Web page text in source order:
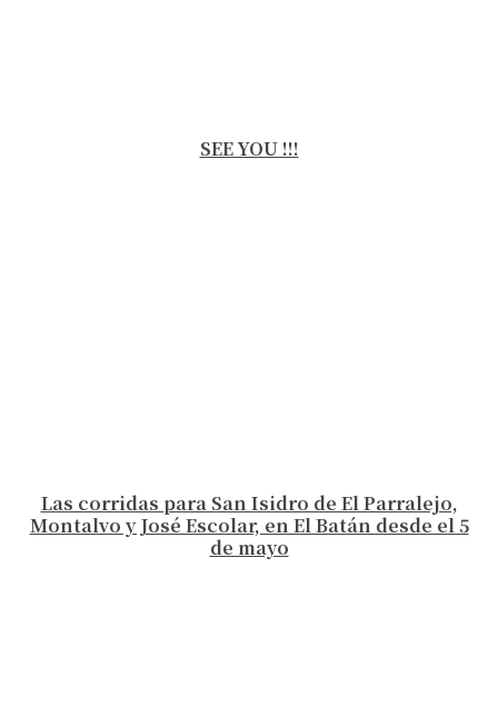
SEE YOU !!!
Las corridas para San Isidro de El Parralejo,
Montalvo y José Escolar, en El Batán desde el 5
de mayo